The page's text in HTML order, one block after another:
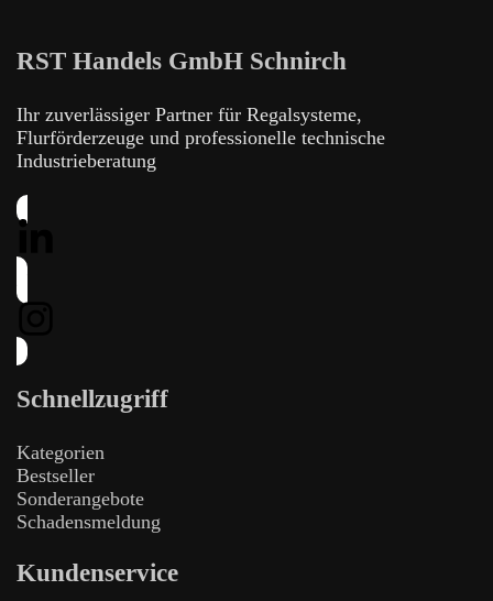
RST Handels GmbH Schnirch
Ihr zuverlässiger Partner für Regalsysteme,
Flurförderzeuge und professionelle technische
Industrieberatung
Schnellzugriff
Kategorien
Bestseller
Sonderangebote
Schadensmeldung
Kundenservice